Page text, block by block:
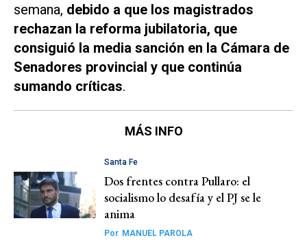
semana, debido a que los magistrados
rechazan la reforma jubilatoria, que
consiguió la media sanción en la Cámara de
Senadores provincial y que continúa
sumando críticas.
MÁS INFO
Santa Fe
Dos frentes contra Pullaro: el
socialismo lo desafía y el PJ se le
anima
Por MANUEL PAROLA